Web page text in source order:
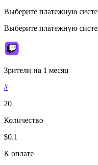
Выберите платежную
Выберите платежную
Зрители на 1 месяц
#
20
Количество
$0.1
К оплате